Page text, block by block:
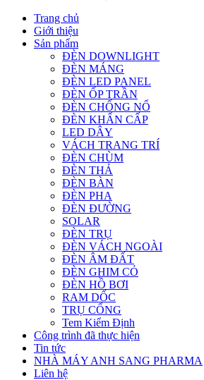
Trang chủ
Giới thiệu
Sản phẩm
ĐÈN DOWNLIGHT
ĐÈN MÁNG
ĐÈN LED PANEL
ĐÈN ỐP TRẦN
ĐÈN CHỐNG NỔ
ĐÈN KHẨN CẤP
LED DÂY
VÁCH TRANG TRÍ
ĐÈN CHÙM
ĐÈN THẢ
ĐÈN BÀN
ĐÈN PHA
ĐÈN ĐƯỜNG
SOLAR
ĐÈN TRỤ
ĐÈN VÁCH NGOÀI
ĐÈN ÂM ĐẤT
ĐÈN GHIM CỎ
ĐÈN HỒ BƠI
RAM DỐC
TRỤ CỔNG
Tem Kiểm Định
Công trình đã thực hiện
Tin tức
NHÀ MÁY ANH SANG PHARMA
Liên hệ